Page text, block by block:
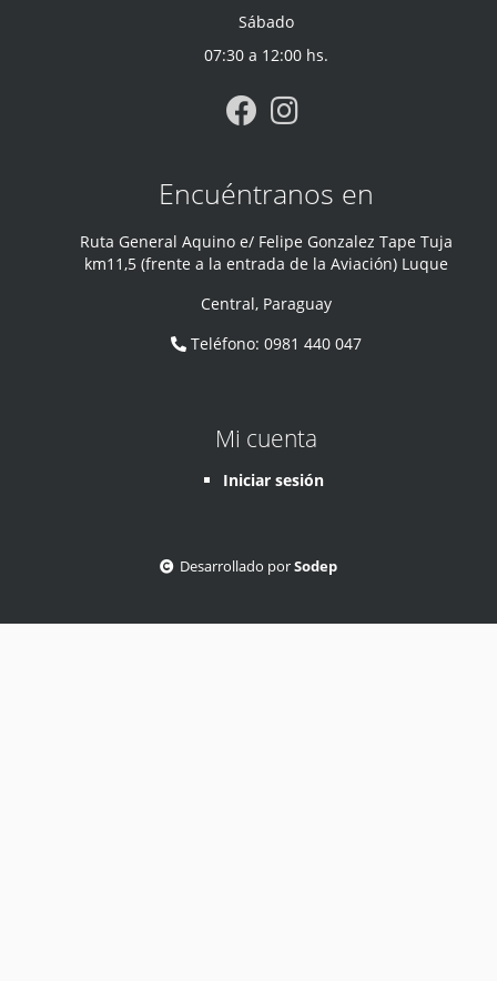
Sábado
07:30 a 12:00 hs.
Encuéntranos en
Ruta General Aquino e/ Felipe Gonzalez Tape Tuja
km11,5 (frente a la entrada de la Aviación) Luque
Central, Paraguay
Teléfono:0981 440 047
Mi cuenta
Iniciar sesión
Desarrollado porSodep